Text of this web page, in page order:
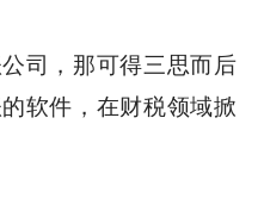
司，那可得三思而后
软件，在财税领域掀